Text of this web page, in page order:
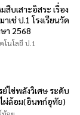
สืบเสาะอิสระ เรื่อง
เช่ ป.1 โรงเรียนวัด
า 2568
โนโลยี ป.1
ย์ไข่พลังวิเศษ ระดับ
ผ่ล้อม(อินทก์อุทัย)